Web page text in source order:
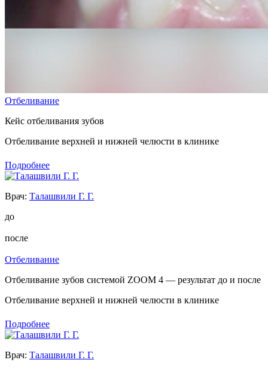
Отбеливание
Кейс отбеливания зубов
Отбеливание верхней и нижней челюсти в клинике
Подробнее
Врач: Талашвили Г. Г.
до
после
Отбеливание
Отбеливание зубов системой ZOOM 4 — результат до и после
Отбеливание верхней и нижней челюсти в клинике
Подробнее
Врач: Талашвили Г. Г.